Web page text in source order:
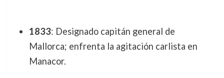
1833: Designado capitán general de
Mallorca; enfrenta la agitación carlista en
Manacor.